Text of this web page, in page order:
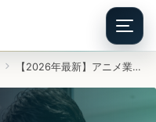
Menu
【2026年最新】アニメ業界におけるM&A・事業承継の背景・現状・事例を徹底解説